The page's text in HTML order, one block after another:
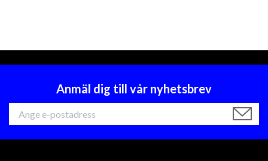
Anmäl dig till vår nyhetsbrev